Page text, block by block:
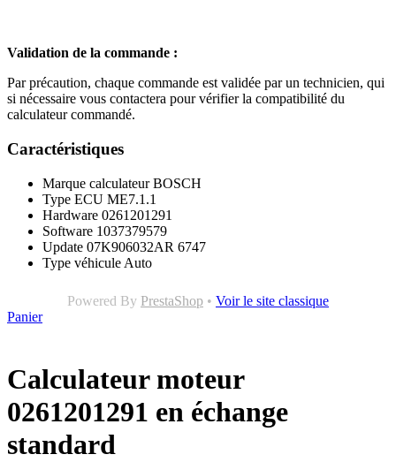
Validation de la commande :
Par précaution, chaque commande est validée par un technicien, qui
si nécessaire vous contactera pour vérifier la compatibilité du
calculateur commandé.
Caractéristiques
Marque calculateur BOSCH
Type ECU ME7.1.1
Hardware 0261201291
Software 1037379579
Update 07K906032AR 6747
Type véhicule Auto
Powered By PrestaShop • Voir le site classique
Panier
Calculateur moteur
0261201291 en échange
standard